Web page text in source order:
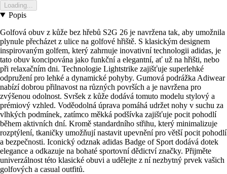
Loading...
Popis
Golfová obuv z kůže bez hřebů S2G 26 je navržena tak, aby umožnila
plynule přecházet z ulice na golfové hřiště. S klasickým designem
inspirovaným golfem, který zahrnuje inovativní technologii adidas, je
tato obuv koncipována jako funkční a elegantní, ať už na hřišti, nebo
při relaxačním dni. Technologie Lightstrike zajišťuje superlehké
odpružení pro lehké a dynamické pohyby. Gumová podrážka Adiwear
nabízí dobrou přilnavost na různých površích a je navržena pro
zvýšenou odolnost. Svršek z kůže dodává tomuto modelu stylový a
prémiový vzhled. Voděodolná úprava pomáhá udržet nohy v suchu za
vlhkých podmínek, zatímco měkká podšívka zajišťuje pocit pohodlí
během aktivních dní. Kromě standardního střihu, který minimalizuje
rozptýlení, tkaničky umožňují nastavit upevnění pro větší pocit pohodlí
a bezpečnosti. Iconický odznak adidas Badge of Sport dodává dotek
elegance a odkazuje na bohaté sportovní dědictví značky. Přijměte
univerzálnost této klasické obuvi a udělejte z ní nezbytný prvek vašich
golfových a casual outfitů.